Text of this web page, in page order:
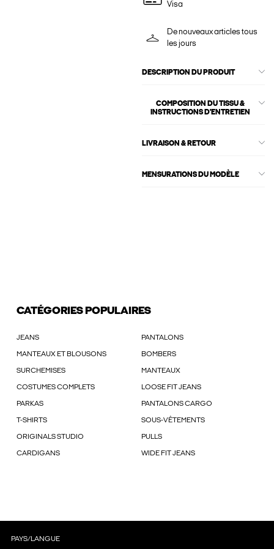
Visa
De nouveaux articles tous
les jours
DESCRIPTION DU PRODUIT
COMPOSITION DU TISSU &
INSTRUCTIONS D'ENTRETIEN
LIVRAISON & RETOUR
MENSURATIONS DU MODÈLE
CATÉGORIES POPULAIRES
JEANS PANTALONS
MANTEAUX ET BLOUSONS BOMBERS
SURCHEMISES MANTEAUX
COSTUMES COMPLETS LOOSE FIT JEANS
PARKAS PANTALONS CARGO
T-SHIRTS SOUS-VÊTEMENTS
ORIGINALS STUDIO PULLS
CARDIGANS WIDE FIT JEANS
PAYS/LANGUE